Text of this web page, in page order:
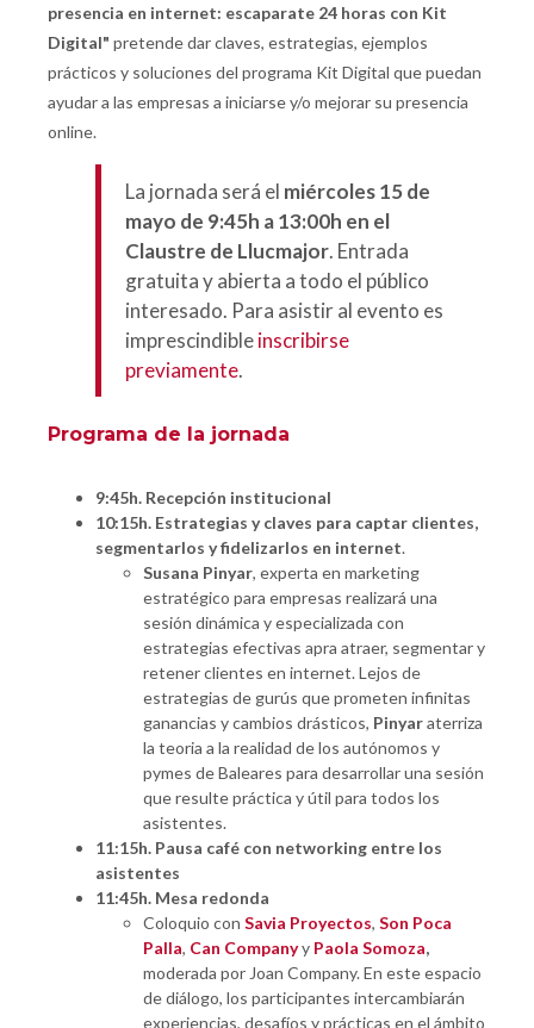
presencia en internet: escaparate 24 horas con Kit
Digital" pretende dar claves, estrategias, ejemplos
prácticos y soluciones del programa Kit Digital que puedan
ayudar a las empresas a iniciarse y/o mejorar su presencia
online.
La jornada será el miércoles 15 de
mayo de 9:45h a 13:00h en el
Claustre de Llucmajor. Entrada
gratuita y abierta a todo el público
interesado. Para asistir al evento es
imprescindibleinscribirse
previamente.
Programa de la jornada
9:45h. Recepción institucional
10:15h. Estrategias y claves para captar clientes,
segmentarlos y fidelizarlos en internet.
Susana Pinyar, experta en marketing
estratégico para empresas realizará una
sesión dinámica y especializada con
estrategias efectivas apra atraer, segmentar y
retener clientes en internet. Lejos de
estrategias de gurús que prometen infinitas
ganancias y cambios drásticos, Pinyaraterriza
la teoria a la realidad de los autónomos y
pymes de Baleares para desarrollar una sesión
que resulte práctica y útil para todos los
asistentes.
11:15h. Pausa café con networking entre los
asistentes
11:45h. Mesa redonda
Coloquio con Savia Proyectos, Son Poca
Palla, Can Companyy Paola Somoza,
moderada por Joan Company. En este espacio
de diálogo, los participantes intercambiarán
experiencias, desafíos y prácticas en el ámbito